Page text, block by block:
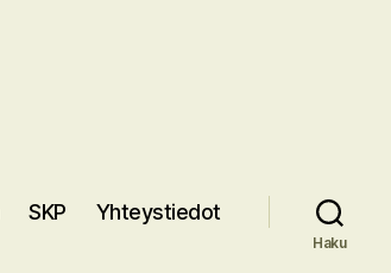
SKP Yhteystiedot
Haku